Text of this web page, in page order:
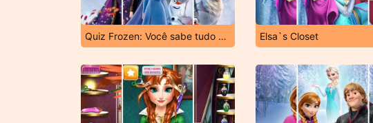
Quiz Frozen: Você sabe tudo sobre o filme? Elsa`s Closet